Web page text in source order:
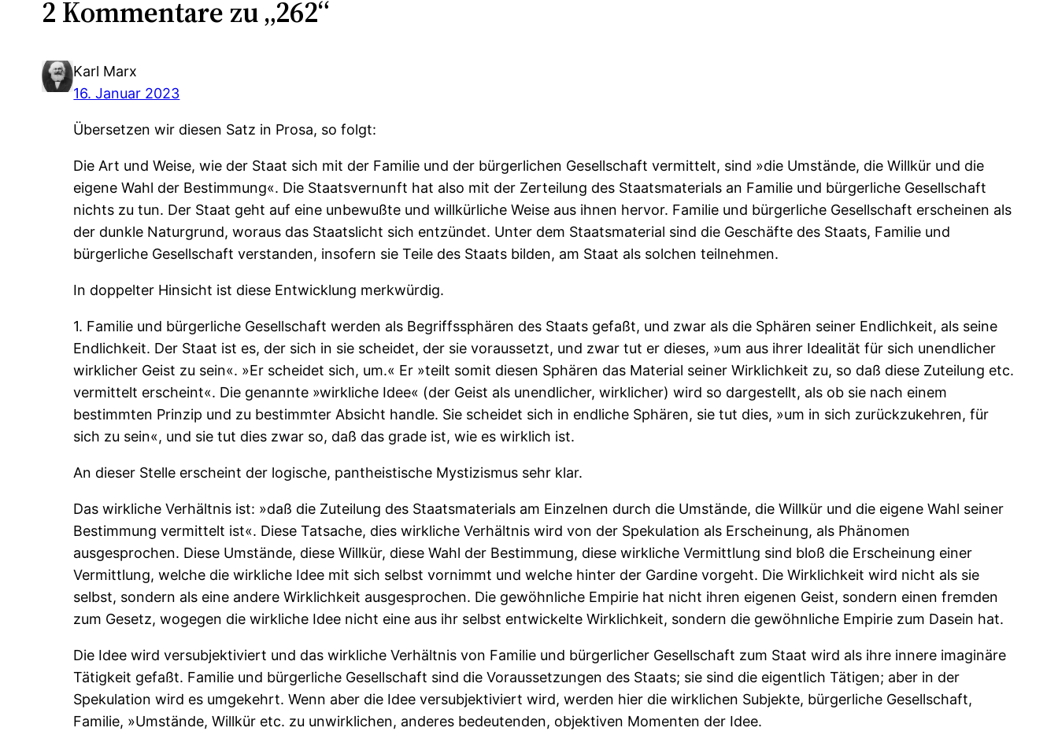
2 Kommentare zu „262“
Karl Marx
16. Januar 2023
Übersetzen wir diesen Satz in Prosa, so folgt:
Die Art und Weise, wie der Staat sich mit der Familie und der bürgerlichen Gesellschaft vermittelt, sind »die Umstände, die Willkür und die
eigene Wahl der Bestimmung«. Die Staatsvernunft hat also mit der Zerteilung des Staatsmaterials an Familie und bürgerliche Gesellschaft
nichts zu tun. Der Staat geht auf eine unbewußte und willkürliche Weise aus ihnen hervor. Familie und bürgerliche Gesellschaft erscheinen als
der dunkle Naturgrund, woraus das Staatslicht sich entzündet. Unter dem Staatsmaterial sind die Geschäfte des Staats, Familie und
bürgerliche Gesellschaft verstanden, insofern sie Teile des Staats bilden, am Staat als solchen teilnehmen.
In doppelter Hinsicht ist diese Entwicklung merkwürdig.
1. Familie und bürgerliche Gesellschaft werden als Begriffssphären des Staats gefaßt, und zwar als die Sphären seiner Endlichkeit, als seine
Endlichkeit. Der Staat ist es, der sich in sie scheidet, der sie voraussetzt, und zwar tut er dieses, »um aus ihrer Idealität für sich unendlicher
wirklicher Geist zu sein«. »Er scheidet sich, um.« Er »teilt somit diesen Sphären das Material seiner Wirklichkeit zu, so daß diese Zuteilung etc.
vermittelt erscheint«. Die genannte »wirkliche Idee« (der Geist als unendlicher, wirklicher) wird so dargestellt, als ob sie nach einem
bestimmten Prinzip und zu bestimmter Absicht handle. Sie scheidet sich in endliche Sphären, sie tut dies, »um in sich zurückzukehren, für
sich zu sein«, und sie tut dies zwar so, daß das grade ist, wie es wirklich ist.
An dieser Stelle erscheint der logische, pantheistische Mystizismus sehr klar.
Das wirkliche Verhältnis ist: »daß die Zuteilung des Staatsmaterials am Einzelnen durch die Umstände, die Willkür und die eigene Wahl seiner
Bestimmung vermittelt ist«. Diese Tatsache, dies wirkliche Verhältnis wird von der Spekulation als Erscheinung, als Phänomen
ausgesprochen. Diese Umstände, diese Willkür, diese Wahl der Bestimmung, diese wirkliche Vermittlung sind bloß die Erscheinung einer
Vermittlung, welche die wirkliche Idee mit sich selbst vornimmt und welche hinter der Gardine vorgeht. Die Wirklichkeit wird nicht als sie
selbst, sondern als eine andere Wirklichkeit ausgesprochen. Die gewöhnliche Empirie hat nicht ihren eigenen Geist, sondern einen fremden
zum Gesetz, wogegen die wirkliche Idee nicht eine aus ihr selbst entwickelte Wirklichkeit, sondern die gewöhnliche Empirie zum Dasein hat.
Die Idee wird versubjektiviert und das wirkliche Verhältnis von Familie und bürgerlicher Gesellschaft zum Staat wird als ihre innere imaginäre
Tätigkeit gefaßt. Familie und bürgerliche Gesellschaft sind die Voraussetzungen des Staats; sie sind die eigentlich Tätigen; aber in der
Spekulation wird es umgekehrt. Wenn aber die Idee versubjektiviert wird, werden hier die wirklichen Subjekte, bürgerliche Gesellschaft,
Familie, »Umstände, Willkür etc. zu unwirklichen, anderes bedeutenden, objektiven Momenten der Idee.